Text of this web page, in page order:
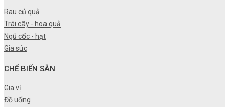
Rau củ quả
Trái cây - hoa quả
Ngũ cốc - hạt
Gia súc
CHẾ BIẾN SẴN
Gia vị
Đồ uống